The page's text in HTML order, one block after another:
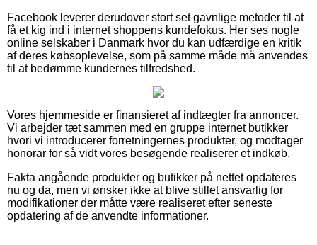
Facebook leverer derudover stort set gavnlige metoder til at
få et kig ind i internet shoppens kundefokus. Her ses nogle
online selskaber i Danmark hvor du kan udfærdige en kritik
af deres købsoplevelse, som på samme måde må anvendes
til at bedømme kundernes tilfredshed.
Vores hjemmeside er finansieret af indtægter fra annoncer.
Vi arbejder tæt sammen med en gruppe internet butikker
hvori vi introducerer forretningernes produkter, og modtager
honorar for så vidt vores besøgende realiserer et indkøb.
Fakta angående produkter og butikker på nettet opdateres
nu og da, men vi ønsker ikke at blive stillet ansvarlig for
modifikationer der måtte være realiseret efter seneste
opdatering af de anvendte informationer.